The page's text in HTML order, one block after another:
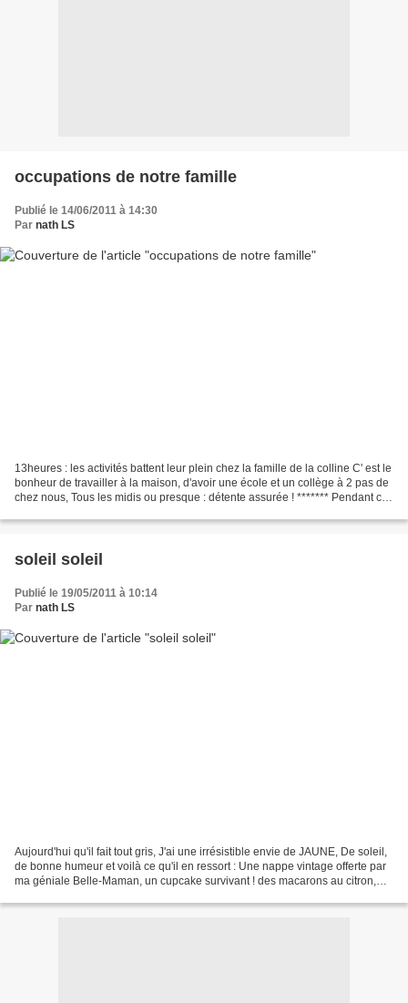
occupations de notre famille
Publié le 14/06/2011 à 14:30
Par nath LS
13heures : les activités battent leur plein chez la famille de la colline C' est le
bonheur de travailler à la maison, d'avoir une école et un collège à 2 pas de
chez nous, Tous les midis ou presque : détente assurée ! ******* Pendant ce
soleil soleil
Publié le 19/05/2011 à 10:14
Par nath LS
Aujourd'hui qu'il fait tout gris, J'ai une irrésistible envie de JAUNE, De soleil,
de bonne humeur et voilà ce qu'il en ressort : Une nappe vintage offerte par
ma géniale Belle-Maman, un cupcake survivant ! des macarons au citron,